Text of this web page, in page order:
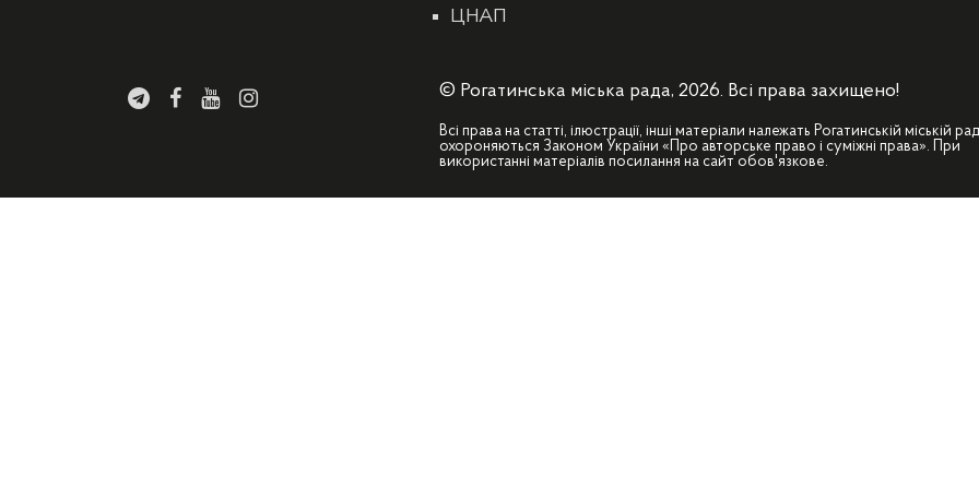
ЦНАП
© Рогатинська міська рада, 2026. Всі права захищено!
Всі права на статті, ілюстрації, інші матеріали належать Рогатинській міській
охороняються Законом України «Про авторське право і суміжні права». При
використанні матеріалів посилання на сайт обов'язкове.